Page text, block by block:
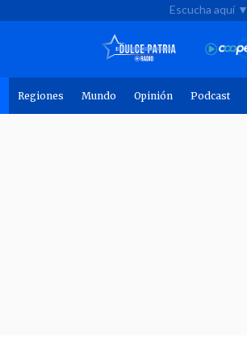
Escucha aquí ▼
Regiones Mundo Opinión Podcast